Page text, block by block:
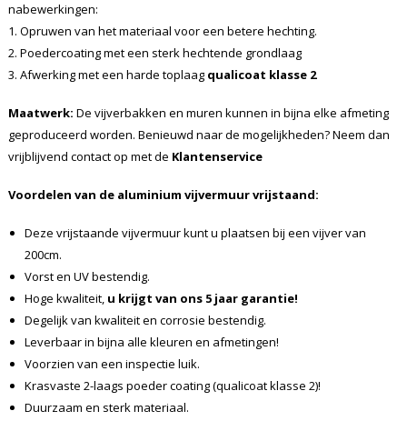
nabewerkingen:
1. Opruwen van het materiaal voor een betere hechting.
2. Poedercoating met een sterk hechtende grondlaag
3. Afwerking met een harde toplaag qualicoat klasse 2
Maatwerk: De vijverbakken en muren kunnen in bijna elke afmeting
geproduceerd worden. Benieuwd naar de mogelijkheden? Neem dan
vrijblijvend contact op met de Klantenservice
Voordelen van de aluminium vijvermuur vrijstaand:
Deze vrijstaande vijvermuur kunt u plaatsen bij een vijver van
200cm.
Vorst en UV bestendig.
Hoge kwaliteit, u krijgt van ons 5 jaar garantie!
Degelijk van kwaliteit en corrosie bestendig.
Leverbaar in bijna alle kleuren en afmetingen!
Voorzien van een inspectie luik.
Krasvaste 2-laags poeder coating (qualicoat klasse 2)!
Duurzaam en sterk materiaal.